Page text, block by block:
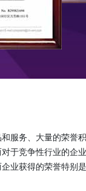
服务、大量的荣誉
于竞争性行业的企
业获得的荣誉特别